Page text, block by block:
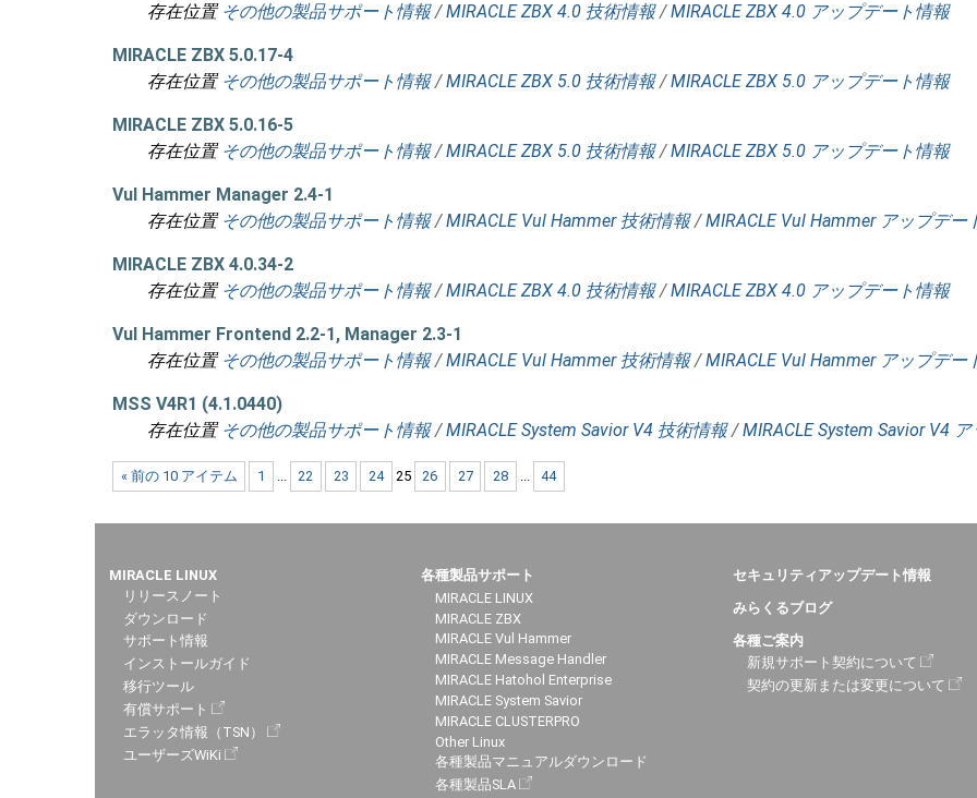
存在位置 その他の製品サポート情報 /MIRACLE ZBX 4.0 技術情報 /MIRACLE ZBX 4.0 アップデート情報
MIRACLE ZBX 5.0.17-4
存在位置 その他の製品サポート情報 /MIRACLE ZBX 5.0 技術情報 /MIRACLE ZBX 5.0 アップデート情報
MIRACLE ZBX 5.0.16-5
存在位置 その他の製品サポート情報 /MIRACLE ZBX 5.0 技術情報 /MIRACLE ZBX 5.0 アップデート情報
Vul Hammer Manager 2.4-1
存在位置 その他の製品サポート情報 /MIRACLE Vul Hammer 技術情報 /MIRACLE Vul Hammer アップデー
MIRACLE ZBX 4.0.34-2
存在位置 その他の製品サポート情報 /MIRACLE ZBX 4.0 技術情報 /MIRACLE ZBX 4.0 アップデート情報
Vul Hammer Frontend 2.2-1, Manager 2.3-1
存在位置 その他の製品サポート情報 /MIRACLE Vul Hammer 技術情報 /MIRACLE Vul Hammer アップデー
MSS V4R1 (4.1.0440)
存在位置 その他の製品サポート情報 /MIRACLE System Savior V4 技術情報 /MIRACLE System Savior V4
« 前の 10 アイテム 1 ... 22 23 24 25 26 27 28 ... 44
MIRACLE LINUX
リリースノート
ダウンロード
サポート情報
インストールガイド
移行ツール
有償サポート
エラッタ情報（TSN）
ユーザーズWiKi
各種製品サポート
MIRACLE LINUX
MIRACLE ZBX
MIRACLE Vul Hammer
MIRACLE Message Handler
MIRACLE Hatohol Enterprise
MIRACLE System Savior
MIRACLE CLUSTERPRO
Other Linux
各種製品マニュアルダウンロード
各種製品SLA
セキュリティアップデート情報
みらくるブログ
各種ご案内
新規サポート契約について
契約の更新または変更について